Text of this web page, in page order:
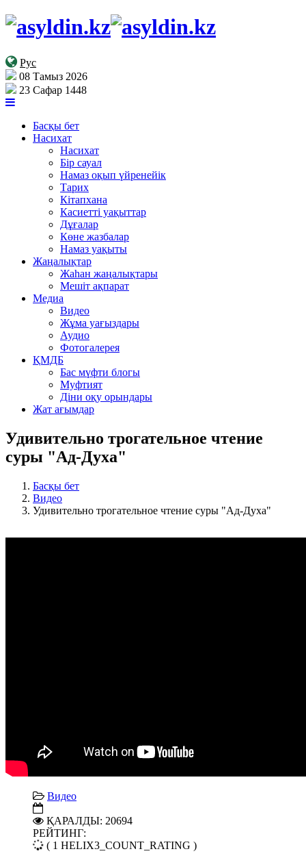
Рус
08 Тамыз 2026
23 Сафар 1448
Басқы бет
Насихат
Насихат
Бір сауал
Намаз оқып үйренейік
Тарих
Кітапхана
Касиетті уақыттар
Дұғалар
Көне жазбалар
Намаз уақыты
Жаңалықтар
Жаһан жаңалықтары
Мешіт ақпарат
Медиа
Видео
Жұма уағыздары
Аудио
Фотогалерея
ҚМДБ
Бас мүфти блогы
Муфтият
Діни оқу орындары
Жат ағымдар
Удивительно трогательное чтение
суры "Ад-Духа"
Басқы бет
Видео
Удивительно трогательное чтение суры "Ад-Духа"
Видео
ҚАРАЛДЫ: 20694
РЕЙТИНГ:
( 1 HELIX3_COUNT_RATING )